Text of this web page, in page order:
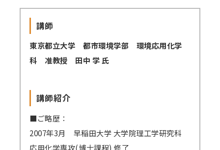
FAQ/問い合わせ先
お申し込み・振込要領
商品企画リクエスト
セミナー会場アクセス
講師
東京都立大学 都市環境学部 環境応用化学
科 准教授 田中 学 氏
講師紹介
■ご略歴：
2007年3月 早稲田大学 大学院理工学研究科
応用化学専攻(博士課程) 修了